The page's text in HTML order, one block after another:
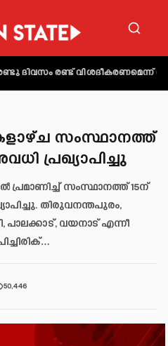
ദിവസം രണ്ട് വിശദീകരണമെന്ന്
സംസ്ഥാനത്ത്
പ്രഖ്യാപിച്ചു
പ്രമാണിച്ച്‌ സംസ്ഥാനത്ത് 15ന്
തിരുവനന്തപുരം,
പാലക്കാട്, വയനാട് എന്നീ
50,446